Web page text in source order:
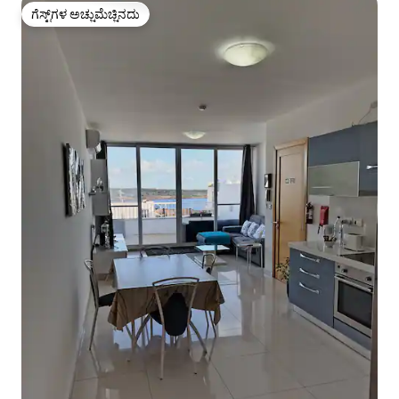
ಗೆಸ್ಟ್‌ಗಳ ಅಚ್ಚುಮೆಚ್ಚಿನದು
ಗೆಸ್ಟ್‌ಗಳ ಅಚ್ಚುಮೆಚ್ಚಿನದು